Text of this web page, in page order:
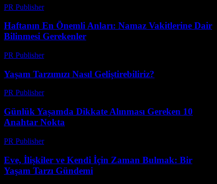
PR Publisher-
Haftanın En Önemli Anları: Namaz Vakitlerine Dair
Bilinmesi Gerekenler
PR Publisher-
Yaşam Tarzımızı Nasıl Geliştirebiliriz?
PR Publisher-
Günlük Yaşamda Dikkate Alınması Gereken 10
Anahtar Nokta
PR Publisher-
Eve, İlişkiler ve Kendi İçin Zaman Bulmak: Bir
Yaşam Tarzı Gündemi